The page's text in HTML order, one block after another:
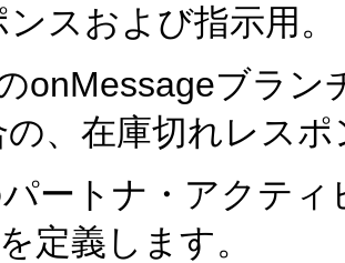
スおよび指示用。
onMessageブラン
の、在庫切れレス
ートナ・アクテ
定義します。